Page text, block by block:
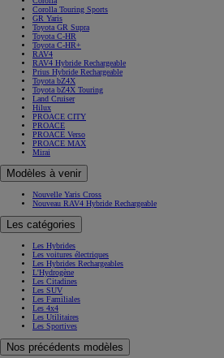
Corolla Touring Sports
GR Yaris
Toyota GR Supra
Toyota C-HR
Toyota C-HR+
RAV4
RAV4 Hybride Rechargeable
Prius Hybride Rechargeable
Toyota bZ4X
Toyota bZ4X Touring
Land Cruiser
Hilux
PROACE CITY
PROACE
PROACE Verso
PROACE MAX
Mirai
Modèles à venir
Nouvelle Yaris Cross
Nouveau RAV4 Hybride Rechargeable
Les catégories
Les Hybrides
Les voitures électriques
Les Hybrides Rechargeables
L'Hydrogène
Les Citadines
Les SUV
Les Familiales
Les 4x4
Les Utilitaires
Les Sportives
Nos précédents modèles